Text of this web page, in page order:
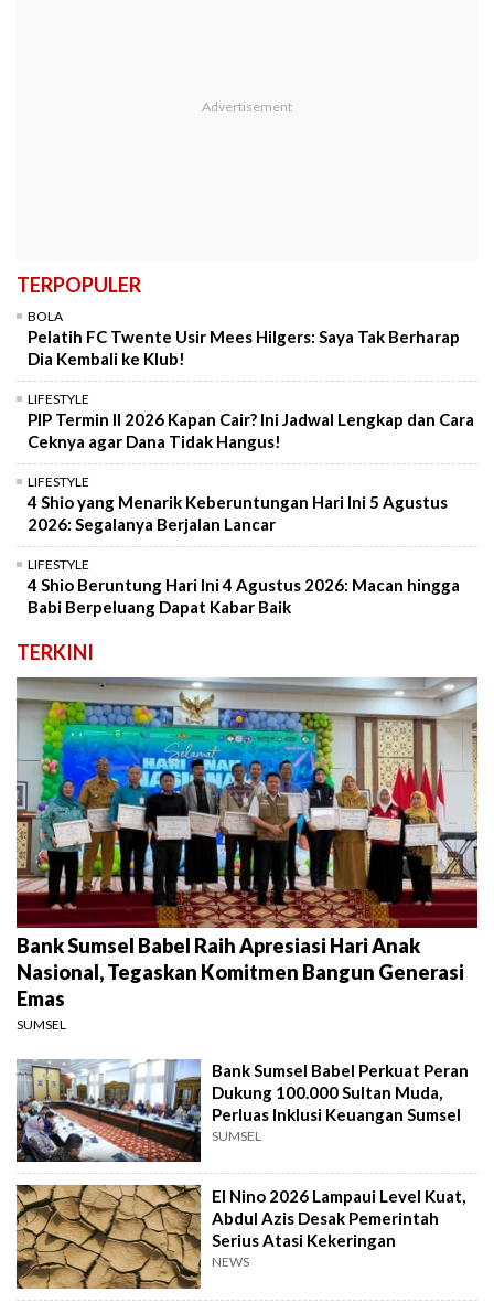
TERPOPULER
BOLA
Pelatih FC Twente Usir Mees Hilgers: Saya Tak Berharap
Dia Kembali ke Klub!
LIFESTYLE
PIP Termin II 2026 Kapan Cair? Ini Jadwal Lengkap dan Cara
Ceknya agar Dana Tidak Hangus!
LIFESTYLE
4 Shio yang Menarik Keberuntungan Hari Ini 5 Agustus
2026: Segalanya Berjalan Lancar
LIFESTYLE
4 Shio Beruntung Hari Ini 4 Agustus 2026: Macan hingga
Babi Berpeluang Dapat Kabar Baik
TERKINI
Bank Sumsel Babel Raih Apresiasi Hari Anak
Nasional, Tegaskan Komitmen Bangun Generasi
Emas
SUMSEL
Bank Sumsel Babel Perkuat Peran
Dukung 100.000 Sultan Muda,
Perluas Inklusi Keuangan Sumsel
SUMSEL
El Nino 2026 Lampaui Level Kuat,
Abdul Azis Desak Pemerintah
Serius Atasi Kekeringan
NEWS